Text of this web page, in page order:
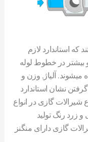
که استاندارد لازم
بیشتر در خطوط لوله
آلیاژ, وزن و
نشان استاندارد
شیرالات گازی در انواع
و زرد رنگ تولید
گازی دارای منگنز